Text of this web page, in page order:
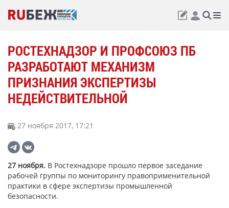
РОСТЕХНАДЗОР И ПРОФСОЮЗ ПБ
РАЗРАБОТАЮТ МЕХАНИЗМ
ПРИЗНАНИЯ ЭКСПЕРТИЗЫ
НЕДЕЙСТВИТЕЛЬНОЙ
27 ноября 2017, 17:21
27 ноября. В Ростехнадзоре прошло первое заседание
рабочей группы по мониторингу правоприменительной
практики в сфере экспертизы промышленной
безопасности.